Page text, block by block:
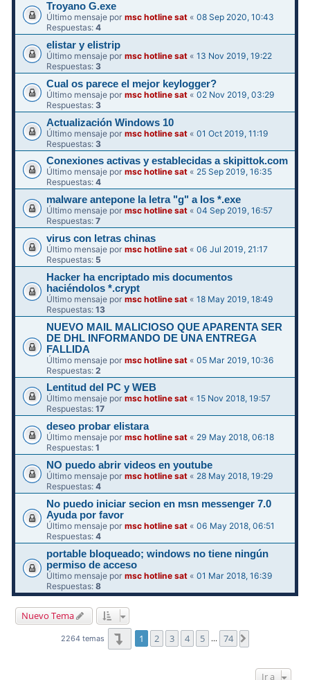
Troyano G.exe
Último mensaje pormsc hotline sat «08 Sep 2020, 10:43
Respuestas:4
elistar y elistrip
Último mensaje pormsc hotline sat «13 Nov 2019, 19:22
Respuestas: 3
Cual os parece el mejor keylogger?
Último mensaje pormsc hotline sat «02 Nov 2019, 03:29
Respuestas:3
Actualización Windows 10
Último mensaje pormsc hotline sat «01 Oct 2019, 11:19
Respuestas: 3
Conexiones activas y establecidas a skipittok.com
Último mensaje pormsc hotline sat « 25 Sep 2019, 16:35
Respuestas:4
malware antepone la letra "g" a los *.exe
Último mensaje pormsc hotline sat «04 Sep 2019, 16:57
Respuestas:7
virus con letras chinas
Último mensaje pormsc hotline sat «06 Jul 2019, 21:17
Respuestas: 5
Hacker ha encriptado mis documentos
haciéndolos *.crypt
Último mensaje pormsc hotline sat «18 May 2019, 18:49
Respuestas:13
NUEVO MAIL MALICIOSO QUE APARENTA SER
DE DHL INFORMANDO DE UNA ENTREGA
FALLIDA
Último mensaje pormsc hotline sat «05 Mar 2019, 10:36
Respuestas:2
Lentitud del PC y WEB
Último mensaje pormsc hotline sat «15 Nov 2018, 19:57
Respuestas:17
deseo probar elistara
Último mensaje pormsc hotline sat « 29 May 2018, 06:18
Respuestas:1
NO puedo abrir videos en youtube
Último mensaje pormsc hotline sat « 28 May 2018, 19:29
Respuestas:4
No puedo iniciar secion en msn messenger 7.0
Ayuda por favor
Último mensaje pormsc hotline sat «06 May 2018, 06:51
Respuestas:4
portable bloqueado; windows no tiene ningún
permiso de acceso
Último mensaje pormsc hotline sat «01 Mar 2018, 16:39
Respuestas:8
Nuevo Tema
2264 temas Página1 de 74
1 2 3 4 5 … 74
Ir a